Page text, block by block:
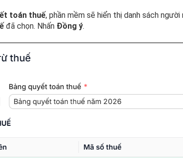
toán thuế, phần mềm sẽ hiển thị danh sách
đã chọn. Nhấn Đồng ý.